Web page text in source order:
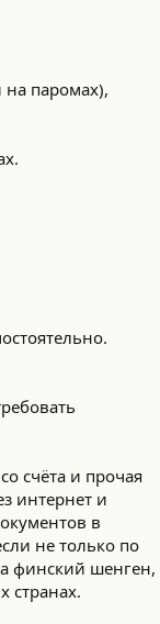
на паромах),
счёта и прочая
интернет и
в
не только по
финский шенген,
странах.